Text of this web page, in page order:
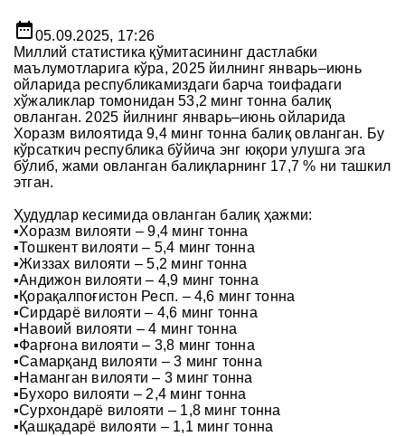
date_range05.09.2025, 17:26
Миллий статистика қўмитасининг дастлабки
маълумотларига кўра, 2025 йилнинг январь–июнь
ойларида республикамиздаги барча тоифадаги
хўжаликлар томонидан 53,2 минг тонна балиқ
овланган. 2025 йилнинг январь–июнь ойларида
Хоразм вилоятида 9,4 минг тонна балиқ овланган. Бу
кўрсаткич республика бўйича энг юқори улушга эга
бўлиб, жами овланган балиқларнинг 17,7 % ни ташкил
этган.
Ҳудудлар кесимида овланган балиқ ҳажми:
▪️Хоразм вилояти – 9,4 минг тонна
▪️Тошкент вилояти – 5,4 минг тонна
▪️Жиззах вилояти – 5,2 минг тонна
▪️Андижон вилояти – 4,9 минг тонна
▪️Қорақалпоғистон Респ. – 4,6 минг тонна
▪️Сирдарё вилояти – 4,6 минг тонна
▪️Навоий вилояти – 4 минг тонна
▪️Фарғона вилояти – 3,8 минг тонна
▪️Самарқанд вилояти – 3 минг тонна
▪️Наманган вилояти – 3 минг тонна
▪️Бухоро вилояти – 2,4 минг тонна
▪️Сурхондарё вилояти – 1,8 минг тонна
▪️Қашқадарё вилояти – 1,1 минг тонна